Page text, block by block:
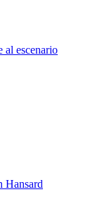
escenario
Hansard